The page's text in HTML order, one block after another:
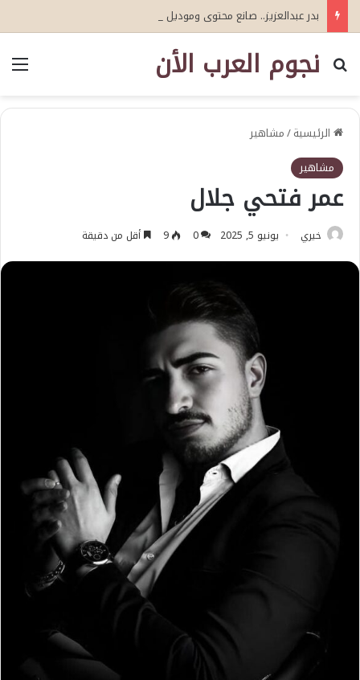
نجوم العرب الأن
بحث عن
الرئيسية/مشاهير
مشاهير
عمر فتحي جلال
خيري يونيو 5, 2025 0
9 أقل من دقيقة